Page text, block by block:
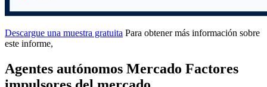
Descargue una muestra gratuita Para obtener más información sobre
este informe,
Agentes autónomos Mercado Factores